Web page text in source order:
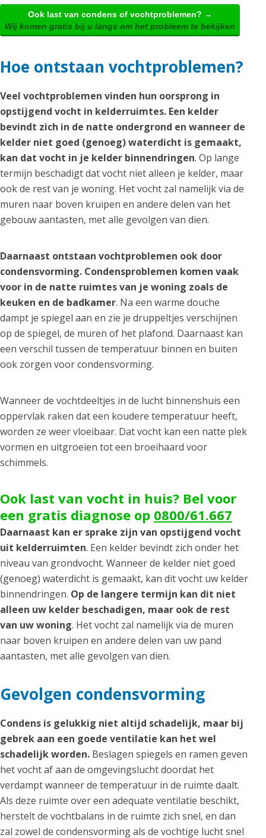
Ook last van condens of vochtproblemen? →
Wij komen gratis bij u langs om het probleem te bekijken
Hoe ontstaan vochtproblemen?
Veel vochtproblemen vinden hun oorsprong in
opstijgend vocht in kelderruimtes. Een kelder
bevindt zich in de natte ondergrond en wanneer de
kelder niet goed (genoeg) waterdicht is gemaakt,
kan dat vocht in je kelder binnendringen. Op lange
termijn beschadigt dat vocht niet alleen je kelder, maar
ook de rest van je woning. Het vocht zal namelijk via de
muren naar boven kruipen en andere delen van het
gebouw aantasten, met alle gevolgen van dien.
Daarnaast ontstaan vochtproblemen ook door
condensvorming. Condensproblemen komen vaak
voor in de natte ruimtes van je woning zoals de
keuken en de badkamer. Na een warme douche
dampt je spiegel aan en zie je druppeltjes verschijnen
op de spiegel, de muren of het plafond. Daarnaast kan
een verschil tussen de temperatuur binnen en buiten
ook zorgen voor condensvorming.
Wanneer de vochtdeeltjes in de lucht binnenshuis een
oppervlak raken dat een koudere temperatuur heeft,
worden ze weer vloeibaar. Dat vocht kan een natte plek
vormen en uitgroeien tot een broeihaard voor
schimmels.
Ook last van vocht in huis? Bel voor
een gratis diagnose op 0800/61.667
Daarnaast kan er sprake zijn van opstijgend vocht
uit kelderruimten. Een kelder bevindt zich onder het
niveau van grondvocht. Wanneer de kelder niet goed
(genoeg) waterdicht is gemaakt, kan dit vocht uw kelder
binnendringen. Op de langere termijn kan dit niet
alleen uw kelder beschadigen, maar ook de rest
van uw woning. Het vocht zal namelijk via de muren
naar boven kruipen en andere delen van uw pand
aantasten, met alle gevolgen van dien.
Gevolgen condensvorming
Condens is gelukkig niet altijd schadelijk, maar bij
gebrek aan een goede ventilatie kan het wel
schadelijk worden. Beslagen spiegels en ramen geven
het vocht af aan de omgevingslucht doordat het
verdampt wanneer de temperatuur in de ruimte daalt.
Als deze ruimte over een adequate ventilatie beschikt,
herstelt de vochtbalans in de ruimte zich snel, en dan
zal zowel de condensvorming als de vochtige lucht snel